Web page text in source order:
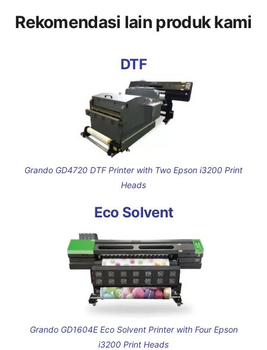
Rekomendasi lain produk kami
DTF
Grando GD4720 DTF Printer with Two Epson i3200 Print
Heads
Eco Solvent
Grando GD1604E Eco Solvent Printer with Four Epson
i3200 Print Heads